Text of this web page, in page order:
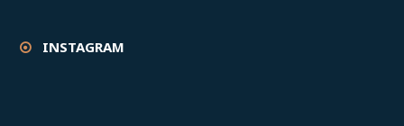
INSTAGRAM